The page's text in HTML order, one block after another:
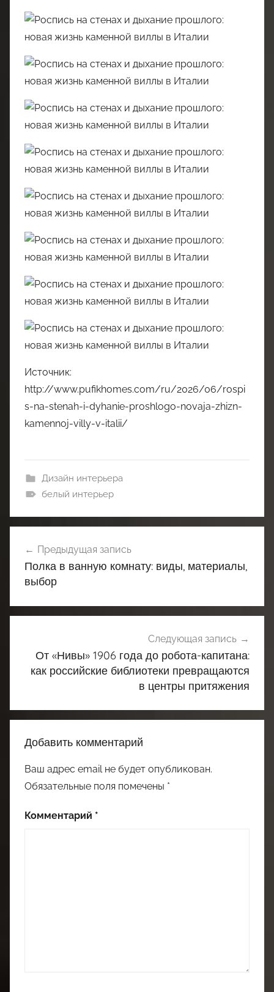
Источник:
http://www.pufikhomes.com/ru/2026/06/rospi
s-na-stenah-i-dyhanie-proshlogo-novaja-zhizn-
kamennoj-villy-v-italii/
Дизайн интерьера
белый интерьер
по
записям
Предыдущая запись
Полка в ванную комнату: виды, материалы,
выбор
Следующая запись
От «Нивы» 1906 года до робота-капитана:
как российские библиотеки превращаются
в центры притяжения
Добавить комментарий
Ваш адрес email не будет опубликован.
Обязательные поля помечены *
Комментарий *